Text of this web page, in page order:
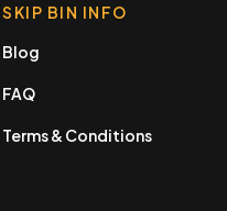
SKIP BIN INFO
Blog
FAQ
Terms & Conditions